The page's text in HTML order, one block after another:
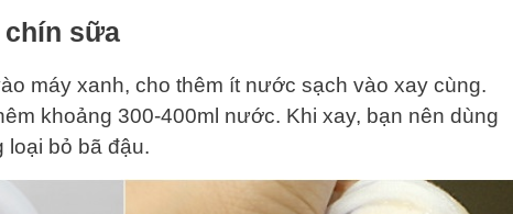
chín sữa
máy xanh, cho thêm ít nước sạch vào xay cùng.
khoảng 300-400ml nước. Khi xay, bạn nên dùng
loại bỏ bã đậu.